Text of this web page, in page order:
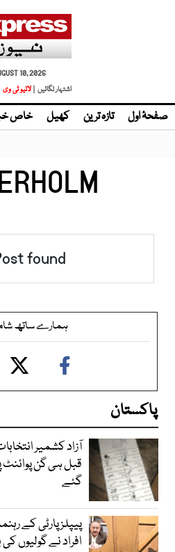
10, 2026
اشتہار لگائیں | لائیو ٹی وی
صفحۂ اول تازہ ترین کھیل خاص
found
ہمارے ساتھ
پاکستان
آزاد کشمیر
قبل ہی گن پوائنٹ
گئے
پیپلز پارٹی کے
افراد نے گولیوں